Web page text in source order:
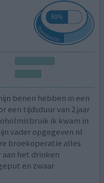
benen hebben in een
een tijdsduur van 2 jaar
ik kwam in
vader opgegeven nl
broekoperatie alles
het drinken
en zwaar